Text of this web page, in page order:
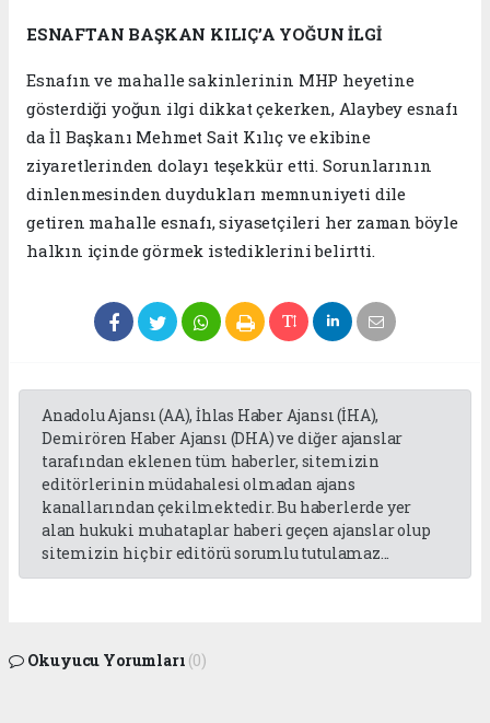
ESNAFTAN BAŞKAN KILIÇ’A YOĞUN İLGİ
Esnafın ve mahalle sakinlerinin MHP heyetine
gösterdiği yoğun ilgi dikkat çekerken, Alaybey esnafı
da İl Başkanı Mehmet Sait Kılıç ve ekibine
ziyaretlerinden dolayı teşekkür etti. Sorunlarının
dinlenmesinden duydukları memnuniyeti dile
getiren mahalle esnafı, siyasetçileri her zaman böyle
halkın içinde görmek istediklerini belirtti.
Anadolu Ajansı (AA), İhlas Haber Ajansı (İHA),
Demirören Haber Ajansı (DHA) ve diğer ajanslar
tarafından eklenen tüm haberler, sitemizin
editörlerinin müdahalesi olmadan ajans
kanallarından çekilmektedir. Bu haberlerde yer
alan hukuki muhataplar haberi geçen ajanslar olup
sitemizin hiç bir editörü sorumlu tutulamaz...
Okuyucu Yorumları (0)